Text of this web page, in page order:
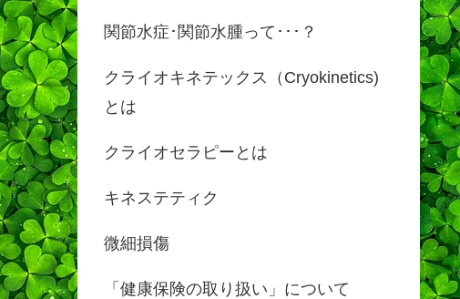
関節水症･関節水腫って･･･？
クライオキネテックス（Cryokinetics)
とは
クライオセラピーとは
キネステティク
微細損傷
「健康保険の取り扱い」について